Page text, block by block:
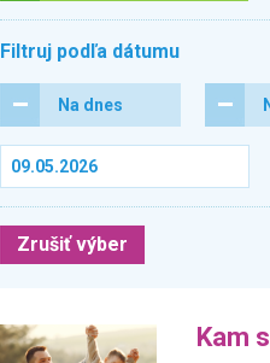
Filtruj podľa dátumu
Na dnes
Zrušiť výber
Kam